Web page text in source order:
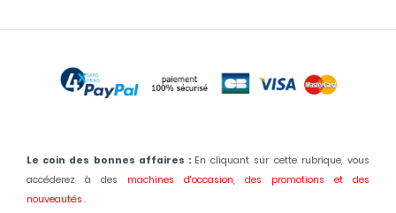
Le coin des bonnes affaires : En cliquant sur cette rubrique, vous
accéderez à des machines d'occasion, des promotions et des
nouveautés .